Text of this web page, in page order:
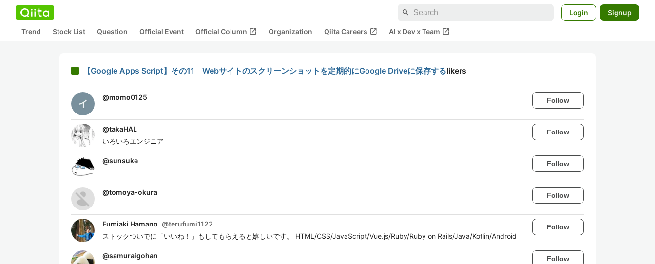
search Login Signup
Trend Stock List Question Official Event Official Column open_in_new Organization Qiita Careers open_in_new AI x Dev x Team open_in_new
【Google Apps Script】その11 Webサイトのスクリーンショットを定期的にGoogle Driveに保存するlikers
@momo0125 Follow
@takaHAL
いろいろエンジニア
Follow
@sunsuke Follow
@tomoya-okura Follow
Fumiaki Hamano @terufumi1122
ストックついでに「いいね！」もしてもらえると嬉しいです。 HTML/CSS/JavaScript/Vue.js/Ruby/Ruby on Rails/Java/Kotlin/Android
Follow
@samuraigohan Follow